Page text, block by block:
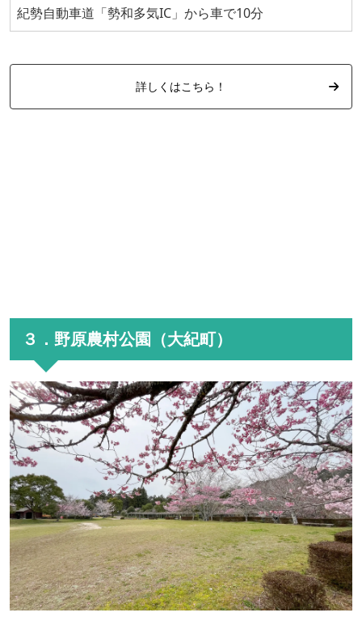
紀勢自動車道「勢和多気IC」から車で10分
詳しくはこちら！
３．野原農村公園（大紀町）